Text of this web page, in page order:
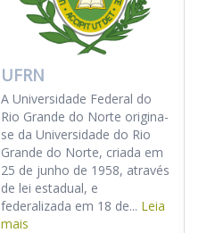
UFRN
A Universidade Federal do
Rio Grande do Norte origina-
se da Universidade do Rio
Grande do Norte, criada em
25 de junho de 1958, através
de lei estadual, e
federalizada em 18 de... Leia
mais